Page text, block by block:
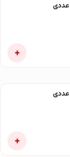
+
+